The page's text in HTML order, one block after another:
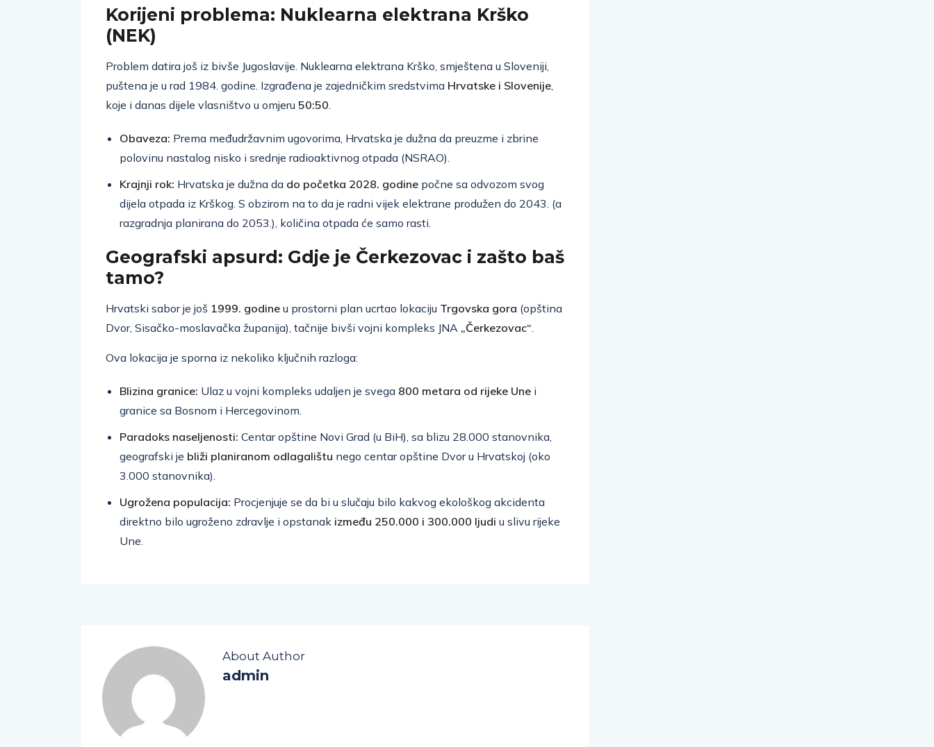
Korijeni problema: Nuklearna elektrana Krško
(NEK)
Problem datira još iz bivše Jugoslavije. Nuklearna elektrana Krško, smještena u Sloveniji,
puštena je u rad 1984. godine. Izgrađena je zajedničkim sredstvima Hrvatske i Slovenije,
koje i danas dijele vlasništvo u omjeru 50:50.
Obaveza: Prema međudržavnim ugovorima, Hrvatska je dužna da preuzme i zbrine
polovinu nastalog nisko i srednje radioaktivnog otpada (NSRAO).
Krajnji rok: Hrvatska je dužna da do početka 2028. godine počne sa odvozom svog
dijela otpada iz Krškog. S obzirom na to da je radni vijek elektrane produžen do 2043. (a
razgradnja planirana do 2053.), količina otpada će samo rasti.
Geografski apsurd: Gdje je Čerkezovac i zašto baš
tamo?
Hrvatski sabor je još 1999. godine u prostorni plan ucrtao lokaciju Trgovska gora (opština
Dvor, Sisačko-moslavačka županija), tačnije bivši vojni kompleks JNA „Čerkezovac“.
Ova lokacija je sporna iz nekoliko ključnih razloga:
Blizina granice: Ulaz u vojni kompleks udaljen je svega 800 metara od rijeke Une i
granice sa Bosnom i Hercegovinom.
Paradoks naseljenosti: Centar opštine Novi Grad (u BiH), sa blizu 28.000 stanovnika,
geografski je bliži planiranom odlagalištu nego centar opštine Dvor u Hrvatskoj (oko
3.000 stanovnika).
Ugrožena populacija: Procjenjuje se da bi u slučaju bilo kakvog ekološkog akcidenta
direktno bilo ugroženo zdravlje i opstanak između 250.000 i 300.000 ljudi u slivu rijeke
Une.
About Author
admin